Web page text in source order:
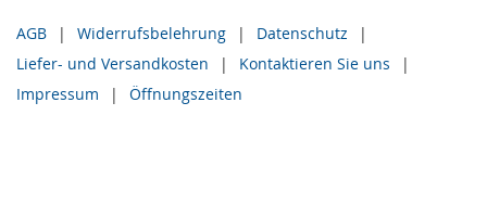
AGB Widerrufsbelehrung
Datenschutz
Liefer- und Versandkosten
Kontaktieren Sie uns
Impressum
Öffnungszeiten